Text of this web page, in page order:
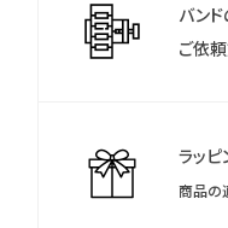
保証登録案内カードは
管していただきますようお
保証を受ける際には電子
バン
ご依
ラッ
商品の